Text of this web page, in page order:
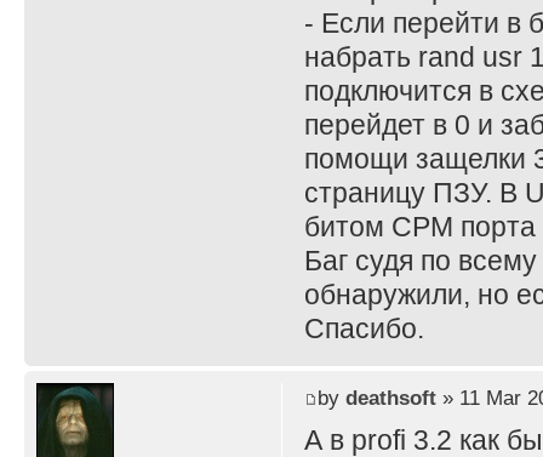
- Если перейти в
набрать rand usr
подключится в
перейдет в 0 и
помощи защелки
страницу ПЗУ. В
битом CPM
Баг судя по
обнаружили, но
Спасибо.
by deathsoft» 11 Mar
А в profi 3.2 как